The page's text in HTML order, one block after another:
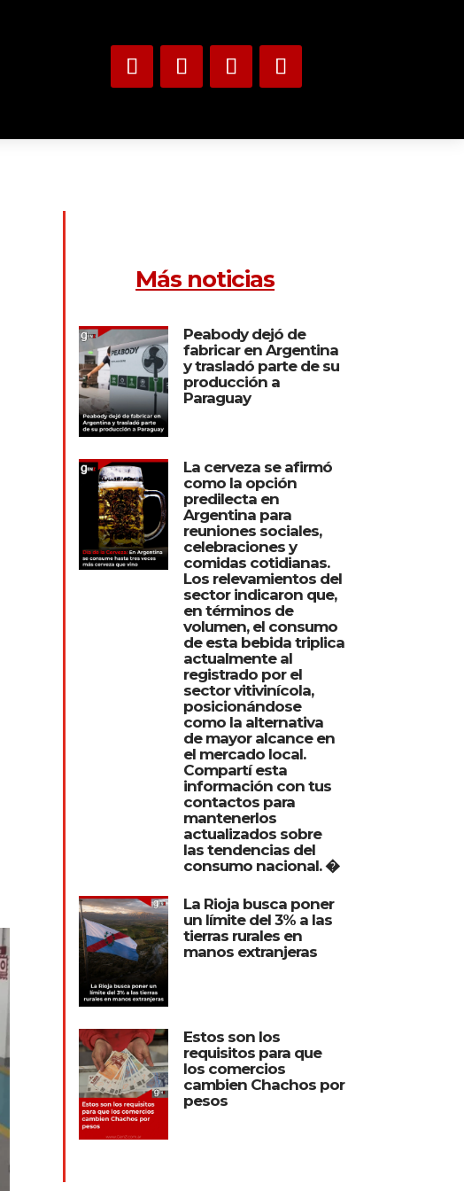
Más noticias
Peabody dejó de
fabricar en Argentina
y trasladó parte de su
producción a
Paraguay
La cerveza se afirmó
como la opción
predilecta en
Argentina para
reuniones sociales,
celebraciones y
comidas cotidianas.
Los relevamientos del
sector indicaron que,
en términos de
volumen, el consumo
de esta bebida triplica
actualmente al
registrado por el
sector vitivinícola,
posicionándose
como la alternativa
de mayor alcance en
el mercado local.
Compartí esta
información con tus
contactos para
mantenerlos
actualizados sobre
las tendencias del
consumo nacional. �
La Rioja busca poner
un límite del 3% a las
tierras rurales en
manos extranjeras
Estos son los
requisitos para que
los comercios
cambien Chachos por
pesos